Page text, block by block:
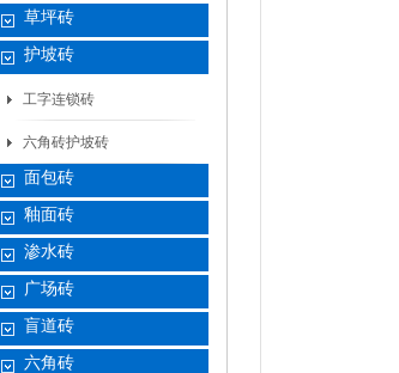
草坪砖
护坡砖
工字连锁砖
六角砖护坡砖
面包砖
釉面砖
渗水砖
广场砖
盲道砖
六角砖